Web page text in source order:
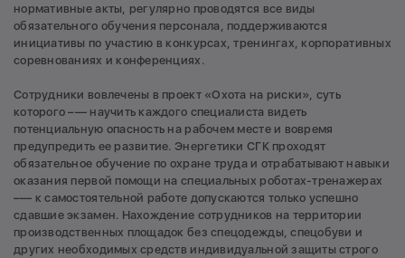
нормативные акты, регулярно проводятся все виды
обязательного обучения персонала, поддерживаются
инициативы по участию в конкурсах, тренингах, корпоративных
соревнованиях и конференциях.
Сотрудники вовлечены в проект «Охота на риски», суть
которого –— научить каждого специалиста видеть
потенциальную опасность на рабочем месте и вовремя
предупредить ее развитие. Энергетики СГК проходят
обязательное обучение по охране труда и отрабатывают навыки
оказания первой помощи на специальных роботах-тренажерах
–— к самостоятельной работе допускаются только успешно
сдавшие экзамен. Нахождение сотрудников на территории
производственных площадок без спецодежды, спецобуви и
других необходимых средств индивидуальной защиты строго